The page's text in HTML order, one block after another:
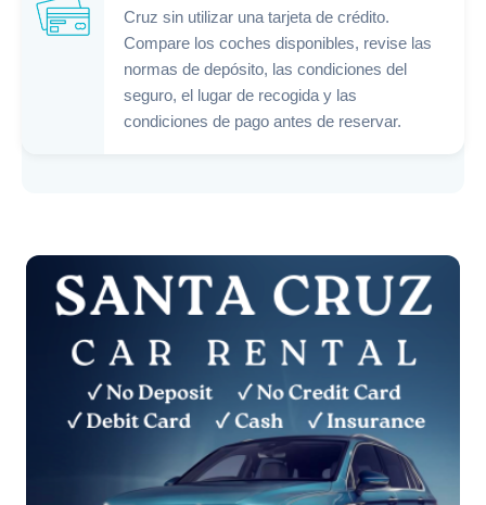
Cruz sin utilizar una tarjeta de crédito.
Compare los coches disponibles, revise las
normas de depósito, las condiciones del
seguro, el lugar de recogida y las
condiciones de pago antes de reservar.